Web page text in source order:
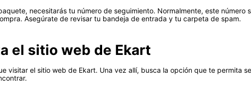
necesitarás tu número de seguimiento. Normalmente, este
Asegúrate de revisar tu bandeja de entrada y tu carpeta de spam.
el sitio web de Ekart
visitar el sitio web de Ekart. Una vez allí, busca la opción que te permita